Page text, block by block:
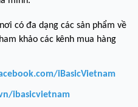
có đa dạng các sản phẩm về
khảo các kênh mua hàng
iBasicVietnam
ibasicvietnam